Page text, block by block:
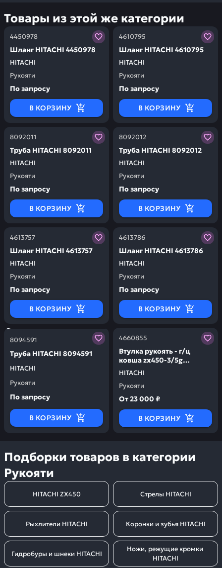
Товары из этой же категории
4450978
HITACHI
Шланг HITACHI 4450978
Рукояти
Заказывая запчасти у нас, вы получаете гарантию
По запросу
В КОРЗИНУ
4610795
HITACHI
Шланг HITACHI 4610795
Рукояти
Заказывая запчасти у
По запросу
В КОРЗИНУ
8092011
HITACHI
Труба HITACHI 8092011
Рукояти
Заказывая запчасти у нас, вы получаете гарантию
По запросу
В КОРЗИНУ
8092012
HITACHI
Труба HITACHI 8092012
Рукояти
Заказывая запчасти у
По запросу
В КОРЗИНУ
4613757
HITACHI
Шланг HITACHI 4613757
Рукояти
Заказывая запчасти у нас, вы получаете гарантию
По запросу
В КОРЗИНУ
4613786
HITACHI
Шланг HITACHI 4613786
Рукояти
Заказывая запчасти у
По запросу
В КОРЗИНУ
8094591
HITACHI
Труба HITACHI 8094591
Рукояти
Заказывая запчасти у нас, вы получаете гарантию
По запросу
В КОРЗИНУ
4660855
HITACHI
Втулка рукоять - г/ц
ковша zx450-3/5g
HITACHI 4660855
Рукояти
Заказывая запчасти у
От23 000 ₽
В КОРЗИНУ
Подборки товаров в категории
Рукояти
HITACHI ZX450 Стрелы HITACHI
Рыхлители HITACHI Коронки и зубья HITACHI
Гидробуры и шнеки HITACHI
Ножи, режущие кромки
HITACHI